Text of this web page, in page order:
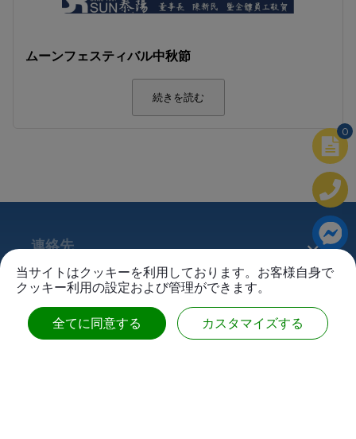
ムーンフェスティバル中秋節
続きを読む
連絡先
No.63, Ln. 22, Sec. 1, Xinren Rd., Taiping Dist.,
Taichung City , Taiwan
886-4-2278-1058
私たちに従ってください：
0
当サイトはクッキーを利用しております。お客様自身で
クッキー利用の設定および管理ができます。
全てに同意する カスタマイズする